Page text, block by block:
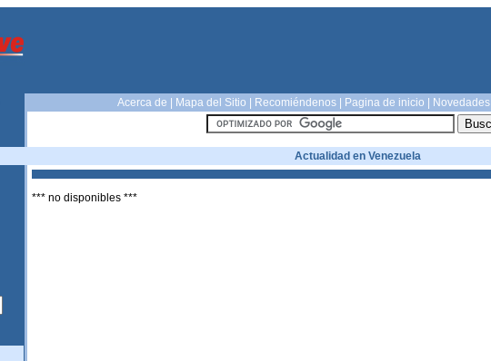
Acerca de Mapa del Sitio Recomiéndenos| Pagina de inicio Novedades|
Actualidad en Venezuela
*** no disponibles ***